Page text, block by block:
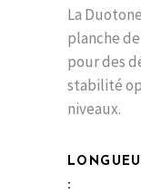
La
planche
pour des
stabilité
niveaux.